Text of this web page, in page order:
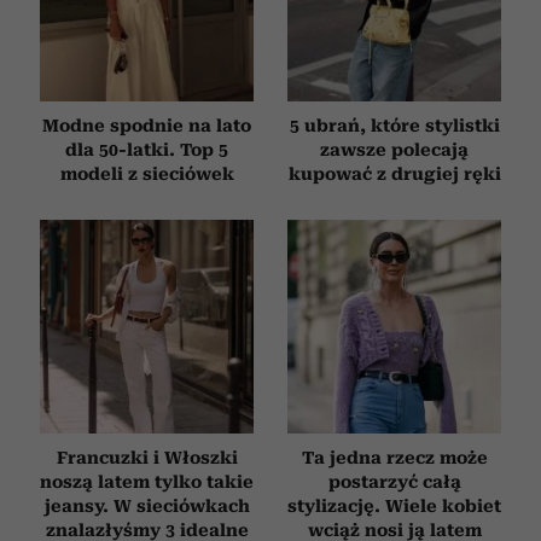
korzystania z ich usług.
Modne spodnie na lato
dla 50-latki. Top 5
modeli z sieciówek
5 ubrań, które stylistki
zawsze polecają
kupować z drugiej ręki
Francuzki i Włoszki
noszą latem tylko takie
jeansy. W sieciówkach
znalazłyśmy 3 idealne
Ta jedna rzecz może
postarzyć całą
stylizację. Wiele kobiet
wciąż nosi ją latem